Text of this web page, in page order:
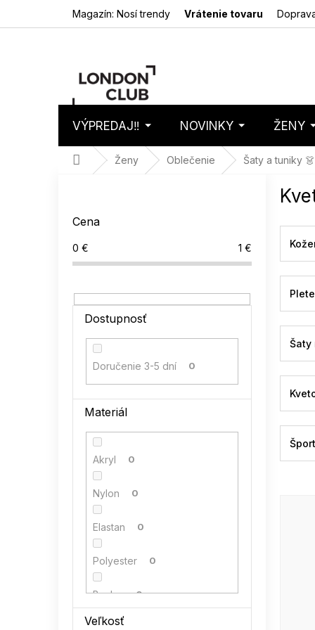
Magazín: Nosí trendy Vrátenie tovaru
košík
VÝPREDAJ‼️ NOVINKY ŽENY
DomovŽeny Oblečenie Šaty a tuniky 👗
Cena
0 € 1 €
Dostupnosť
Doručenie 3-5 dní 0
Materiál
Akryl 0
Nylon 0
Elastan 0
Polyester 0
Bavlna 0
Veľkosť
Šaty